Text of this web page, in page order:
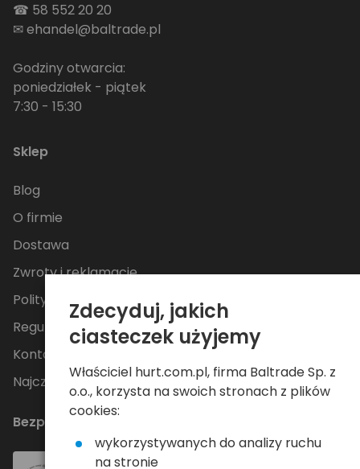
☎ 58 552 20 20
✉ehandel@baltrade.pl
Godziny otwarcia:
poniedziałek - piątek
7:30 - 15:30
Sklep
Blog
O firmie
Dostawa
Zwroty i reklamacje
Polityka Prywatności
Regulamin
Kontakt
Najczęściej zadawane pytania
Bezpieczne płatności
Zdecyduj, jakich
ciasteczek użyjemy
Właściciel hurt.com.pl, firma Baltrade Sp. z
o.o., korzysta na swoich stronach z plików
cookies:
wykorzystywanych do analizy ruchu
na stronie